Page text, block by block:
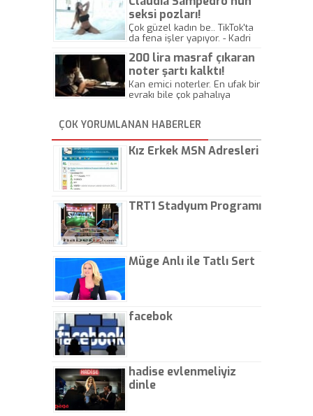
seksi pozları!
Çok güzel kadın be.. TikTok'ta
da fena işler yapıyor. - Kadri
200 lira masraf çıkaran
noter şartı kalktı!
Kan emici noterler. En ufak bir
evrakı bile çok pahalıya
kaptırıyorsunuz. - Kayhan
Gezenti
ÇOK YORUMLANAN HABERLER
Kız Erkek MSN Adresleri
TRT1 Stadyum Programı
Müge Anlı ile Tatlı Sert
facebok
hadise evlenmeliyiz
dinle